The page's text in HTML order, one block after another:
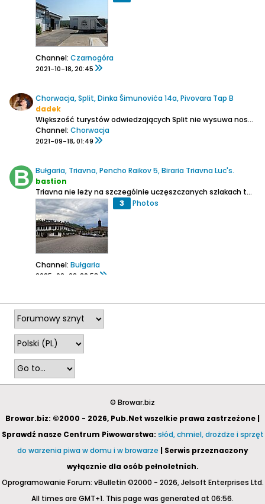
Channel: Czarnogóra
2021-10-18, 20:45
Chorwacja, Split, Dinka Šimunovića 14a, Pivovara Tap B
dadek
Większość turystów odwiedzających Split nie wysuwa nosa poza piękne historyczne stare miasto. A przecież to prawie 200 tysięczne miasto, miejscowi tu normalnie żyją i od niezbyt dawna mają możliwość napić się piwa. Oczywiście chodzi o minibrowary bo wszeobecne w marketach koncernówki...
Channel: Chorwacja
2021-09-18, 01:49
Bułgaria, Triavna, Pencho Raikov 5, Biraria Triavna Luc's.
bastion
Triavna nie leży na szczególnie uczęszczanych szlakach turystycznych, przynajmniej dla gości z zagranicy którzy najczęściej zaglądają do pobliskiego Velikego Tyrnova. Ale wśród Bułgarów, jak zauważyłem małe miasteczko położone w dolinie górskiej, ma niezłe wzięcie.
3 Photos
Channel: Bułgaria
2025-02-02, 20:53
© Browar.biz
Browar.biz: ©2000 - 2026, Pub.Net wszelkie prawa zastrzeżone |
Sprawdź nasze Centrum Piwowarstwa: słód, chmiel, drożdże i sprzęt
do warzenia piwa w domu i w browarze | Serwis przeznaczony
wyłącznie dla osób pełnoletnich.
Oprogramowanie Forum: vBulletin ©2000 - 2026, Jelsoft Enterprises Ltd.
All times are GMT+1. This page was generated at 06:56.